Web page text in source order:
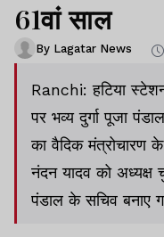
61वां साल
By Lagatar News
Ranchi: हटिया स्टेशन
पर भव्य दुर्गा पूजा
का वैदिक मंत्रोचारण
नंदन यादव को अध्यक्ष
पंडाल के सचिव बनाए